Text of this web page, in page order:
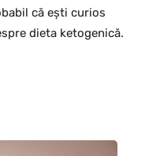
că ești curios
dieta ketogenică.